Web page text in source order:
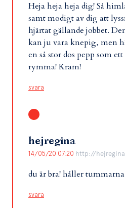
Heja heja heja dig! Så
samt modigt av dig att
hjärtat gällande jobbet.
kan ju vara knepig, men
en så stor dos pepp som
rymma! Kram!
svara
hejregina
14/05/20 07:20 http://
du är bra! håller tummarna
svara